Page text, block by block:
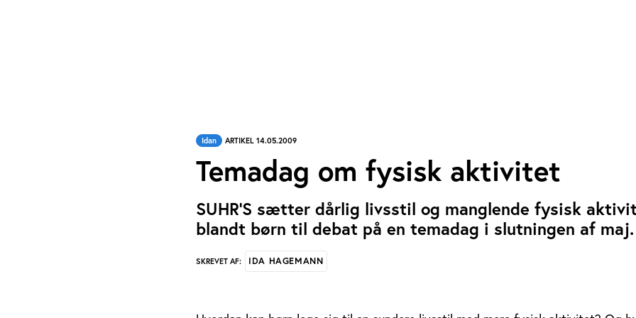
Idan ARTIKEL 14.05.2009
Temadag om fysisk aktivitet
SUHR’S sætter dårlig livsstil og manglende fysisk
blandt børn til debat på en temadag i slutningen af maj.
SKREVET AF: IDA HAGEMANN